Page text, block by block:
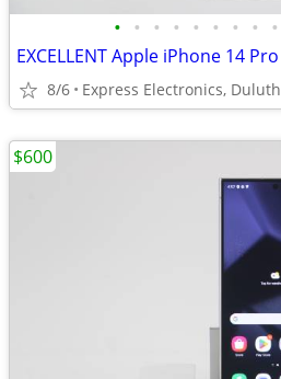
• • • • • • • • •
8/6 Express Electronics, Duluth
$600